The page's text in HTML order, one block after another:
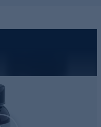
Dem Team von
dass Sie genau wissen,
jedes Produkt dem Prinzip
Hauptinhaltsstoff,
Kapsel.
im Onlineshop.